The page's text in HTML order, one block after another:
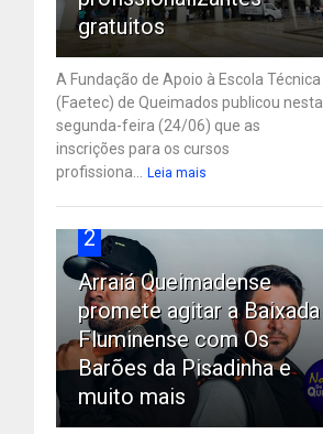
gratuitos
A Fundação de Apoio à Escola Técnica
(Faetec) de Queimados publicou nesta
segunda-feira (24/06) que as
inscrições para os cursos
profissiona...
Leia mais
2
Arraiá Queimadense
promete agitar a Baixada
Fluminense com Os
Barões da Pisadinha e
muito mais